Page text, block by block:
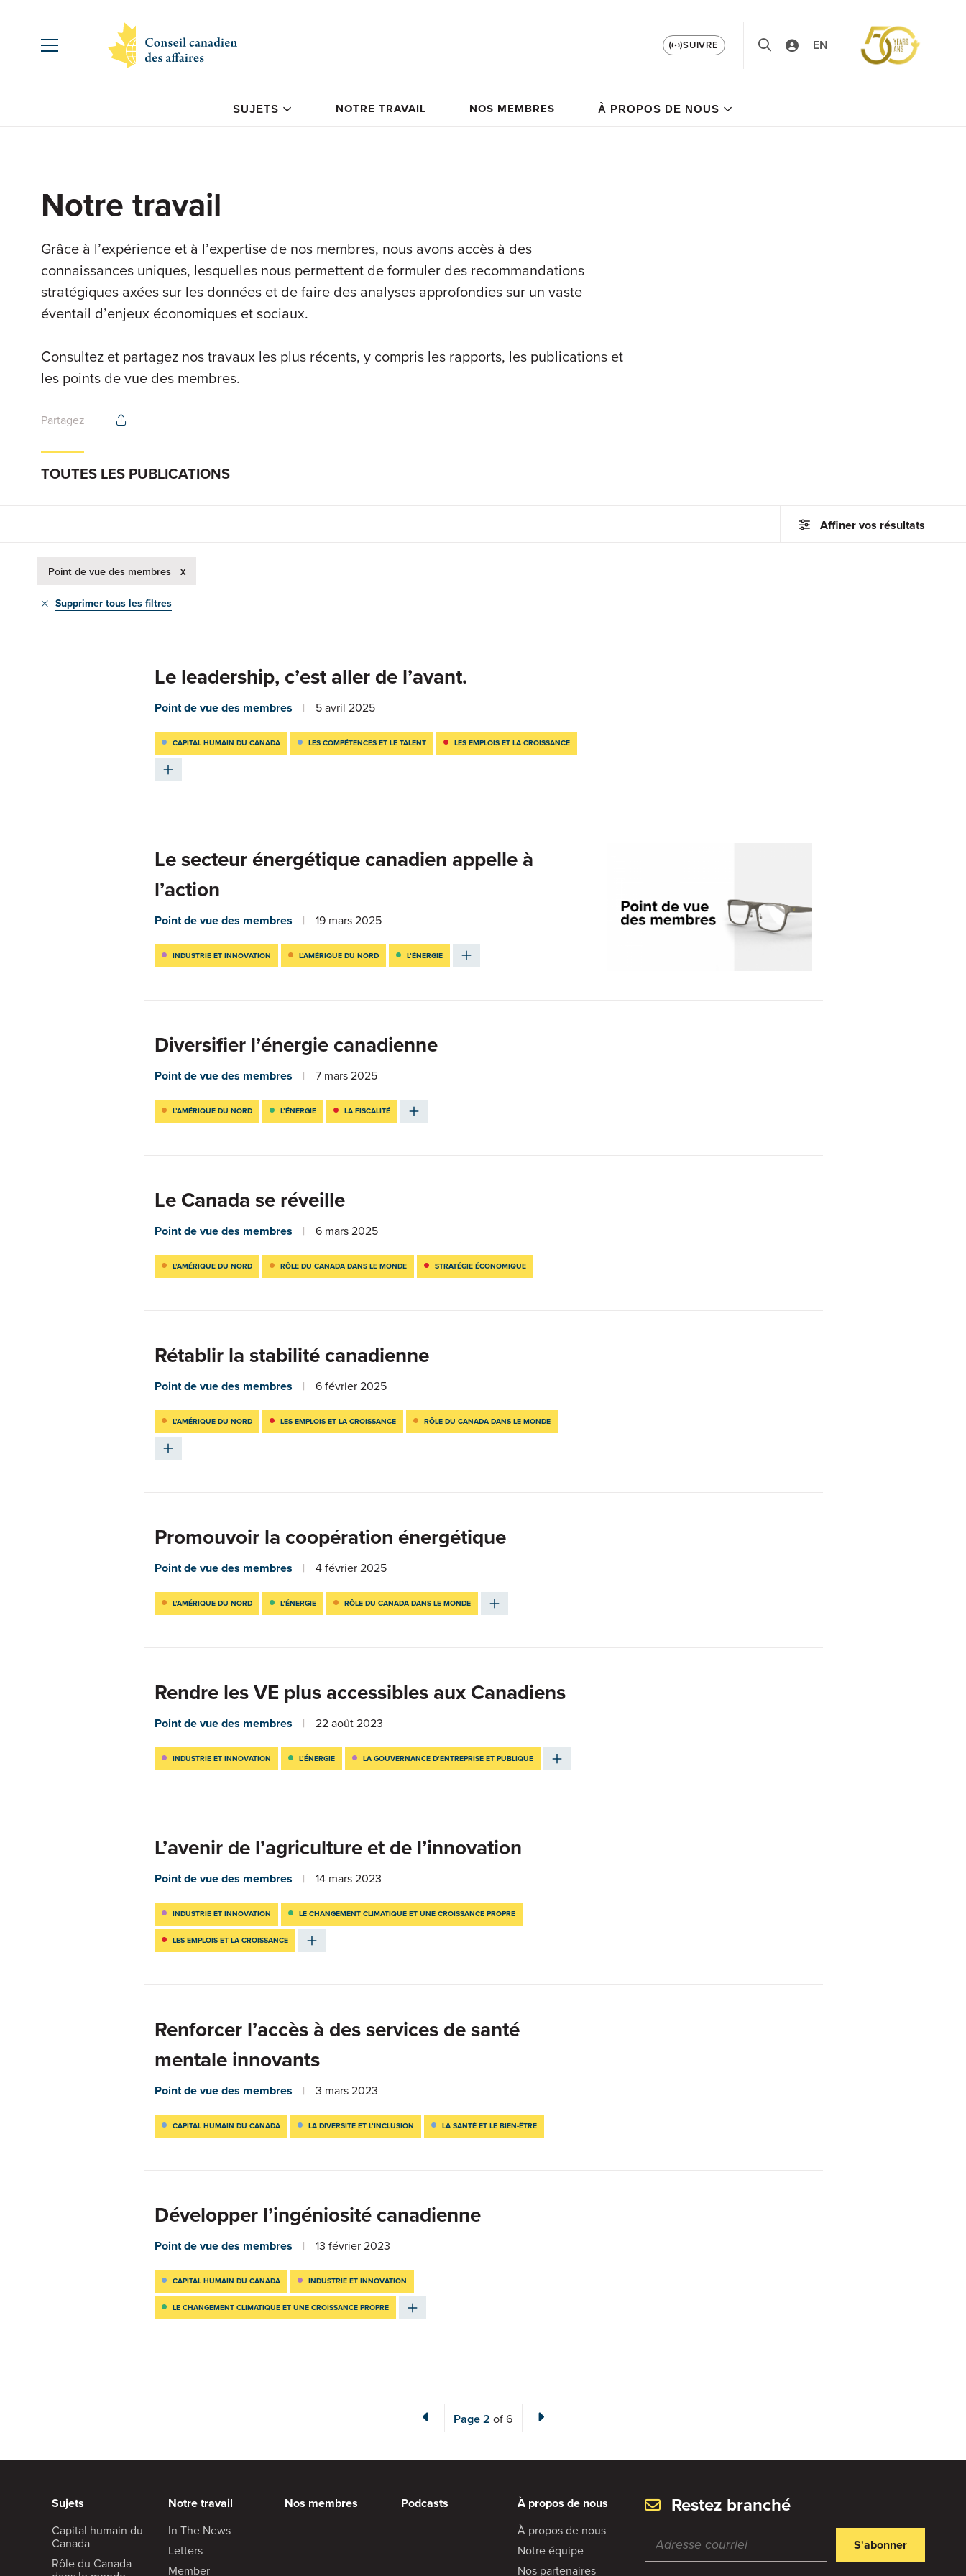
SUIVRE EN
SUJETS NOTRE TRAVAIL NOS MEMBRES À PROPOS DE NOUS
Notre travail
Grâce à l’expérience et à l’expertise de nos membres, nous avons accès à des
connaissances uniques, lesquelles nous permettent de formuler des recommandations
stratégiques axées sur les données et de faire des analyses approfondies sur un vaste
éventail d’enjeux économiques et sociaux.
Consultez et partagez nos travaux les plus récents, y compris les rapports, les publications et
les points de vue des membres.
Partagez
TOUTES LES PUBLICATIONS
Affiner vos résultats
Point de vue des membres x
Supprimer tous les filtres
Le leadership, c’est aller de l’avant.
Point de vue des membres 5 avril 2025
CAPITAL HUMAIN DU CANADA LES COMPÉTENCES ET LE TALENT LES EMPLOIS ET LA CROISSANCE
Le secteur énergétique canadien appelle à
l’action
Point de vue des membres 19 mars 2025
INDUSTRIE ET INNOVATION L’AMÉRIQUE DU NORD L’ÉNERGIE
Diversifier l’énergie canadienne
Point de vue des membres 7 mars 2025
L’AMÉRIQUE DU NORD L’ÉNERGIE LA FISCALITÉ
Le Canada se réveille
Point de vue des membres 6 mars 2025
L’AMÉRIQUE DU NORD RÔLE DU CANADA DANS LE MONDE STRATÉGIE ÉCONOMIQUE
Rétablir la stabilité canadienne
Point de vue des membres 6 février 2025
L’AMÉRIQUE DU NORD LES EMPLOIS ET LA CROISSANCE RÔLE DU CANADA DANS LE MONDE
Promouvoir la coopération énergétique
Point de vue des membres 4 février 2025
L’AMÉRIQUE DU NORD L’ÉNERGIE RÔLE DU CANADA DANS LE MONDE
Rendre les VE plus accessibles aux Canadiens
Point de vue des membres 22 août 2023
INDUSTRIE ET INNOVATION L’ÉNERGIE LA GOUVERNANCE D’ENTREPRISE ET PUBLIQUE
L’avenir de l’agriculture et de l’innovation
Point de vue des membres 14 mars 2023
INDUSTRIE ET INNOVATION LE CHANGEMENT CLIMATIQUE ET UNE CROISSANCE PROPRE
LES EMPLOIS ET LA CROISSANCE
Renforcer l’accès à des services de santé
mentale innovants
Point de vue des membres 3 mars 2023
CAPITAL HUMAIN DU CANADA LA DIVERSITÉ ET L’INCLUSION LA SANTÉ ET LE BIEN-ÊTRE
Développer l’ingéniosité canadienne
Point de vue des membres 13 février 2023
CAPITAL HUMAIN DU CANADA INDUSTRIE ET INNOVATION
LE CHANGEMENT CLIMATIQUE ET UNE CROISSANCE PROPRE
Page2 of 6
Sujets
Capital humain du
Canada
Rôle du Canada
Notre travail
In The News
Letters
Member
Nos membres Podcasts À propos de nous
À propos de nous
Notre équipe
Nos partenaires
Restez branché
S'abonner